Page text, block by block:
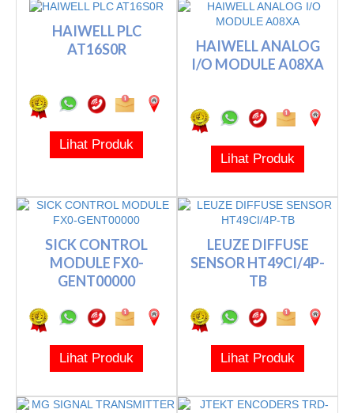
HAIWELL PLC
AT16S0R
Lihat Produk
HAIWELL ANALOG
I/O MODULE A08XA
Lihat Produk
SICK CONTROL
MODULE FX0-
GENT00000
Lihat Produk
LEUZE DIFFUSE
SENSOR HT49CI/4P-
TB
Lihat Produk